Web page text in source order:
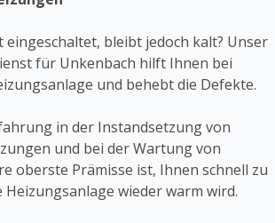
eingeschaltet, bleibt jedoch kalt? Unser
für Unkenbach hilft Ihnen bei
und behebt die Defekte.
in der Instandsetzung von
und bei der Wartung von
oberste Prämisse ist, Ihnen schnell zu
wieder warm wird.